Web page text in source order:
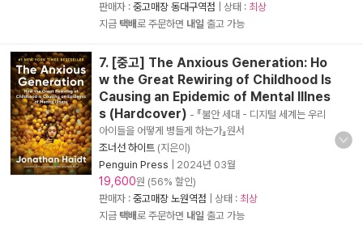
판매자 : 중고매장 동대구역점 | 상태 : 최상
지금 택배로 주문하면 내일 출고 가능
7. [중고] The Anxious Generation: Ho
w the Great Rewiring of Childhood Is
Causing an Epidemic of Mental Illnes
s (Hardcover) - 『불안 세대 - 디지털 세계는 우리
아이들을 어떻게 병들게 하는가』원서
조너선 하이트 (지은이)
Penguin Press
2024년 03월
19,600원 (56% 할인)
판매자 : 중고매장 노원역점 | 상태 : 최상
지금 택배로 주문하면 내일 출고 가능